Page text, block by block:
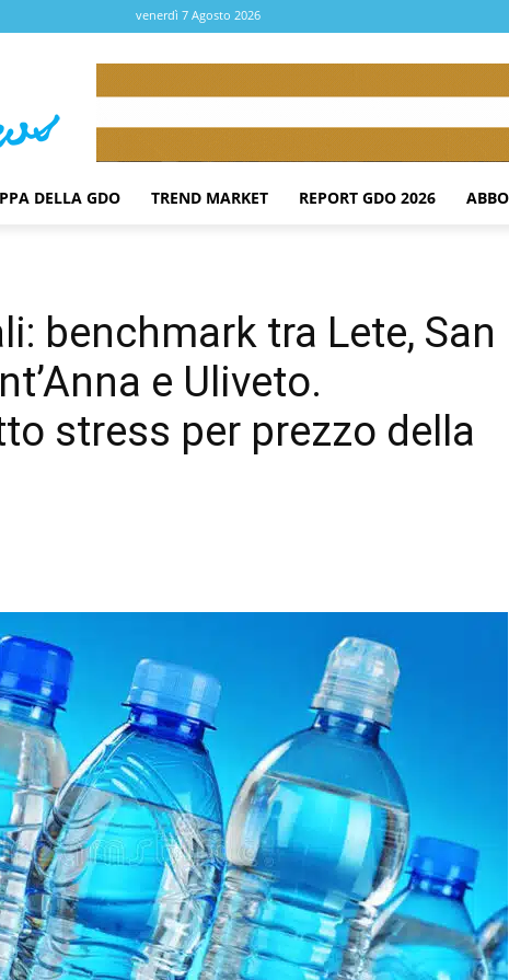
venerdì 7 Agosto 2026
DELLA GDO TREND MARKET REPORT GDO 2026
benchmark tra Lete, San
e Uliveto.
stress per prezzo della